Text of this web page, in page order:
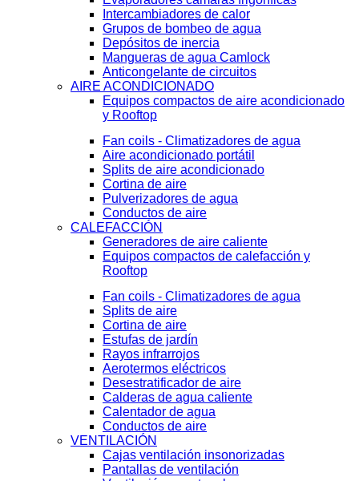
Intercambiadores de calor
Grupos de bombeo de agua
Depósitos de inercia
Mangueras de agua Camlock
Anticongelante de circuitos
AIRE ACONDICIONADO
Equipos compactos de aire acondicionado
y Rooftop
Fan coils - Climatizadores de agua
Aire acondicionado portátil
Splits de aire acondicionado
Cortina de aire
Pulverizadores de agua
Conductos de aire
CALEFACCIÓN
Generadores de aire caliente
Equipos compactos de calefacción y
Rooftop
Fan coils - Climatizadores de agua
Splits de aire
Cortina de aire
Estufas de jardín
Rayos infrarrojos
Aerotermos eléctricos
Desestratificador de aire
Calderas de agua caliente
Calentador de agua
Conductos de aire
VENTILACIÓN
Cajas ventilación insonorizadas
Pantallas de ventilación